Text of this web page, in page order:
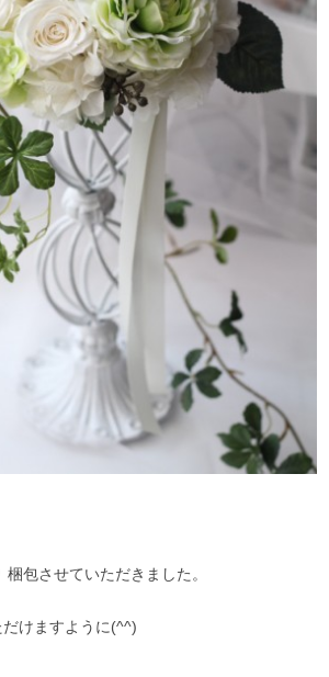
包させていただきました。
けますように(^^)